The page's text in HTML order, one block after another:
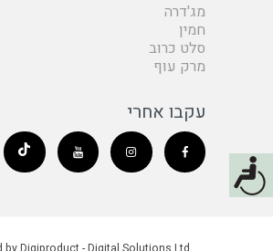
מג'דרה
חמין
סלט כרוב
מרק עוף
עקבו אחרי